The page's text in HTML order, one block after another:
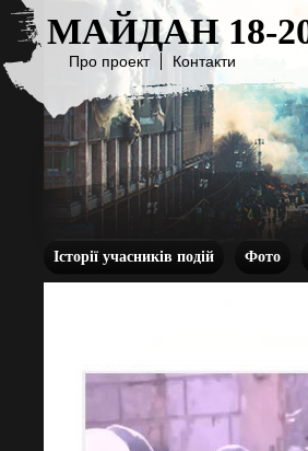
МАЙДАН 18-
Про проект Контакти
Історії учасників подій Фото